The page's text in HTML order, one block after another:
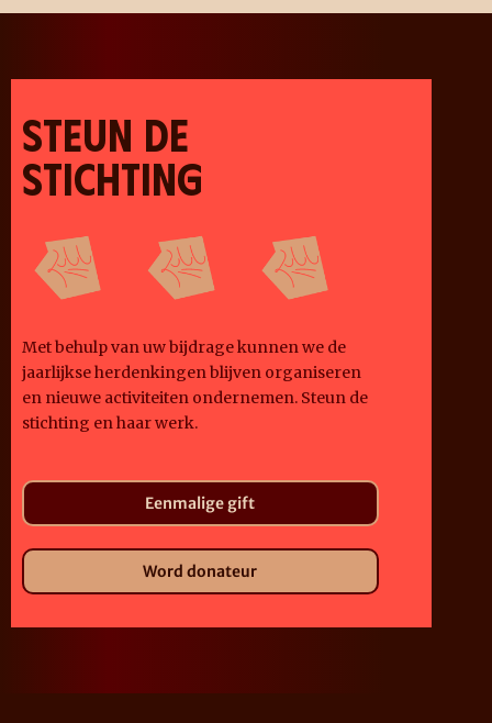
STEUN DE
STICHTING
Met behulp van uw bijdrage kunnen we de
jaarlijkse herdenkingen blijven organiseren
en nieuwe activiteiten ondernemen. Steun de
stichting en haar werk.
Eenmalige gift
Word donateur